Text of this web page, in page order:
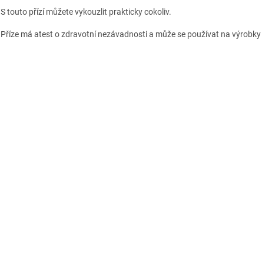
S touto přízí můžete vykouzlit prakticky cokoliv.
Příze má atest o zdravotní nezávadnosti a může se používat na